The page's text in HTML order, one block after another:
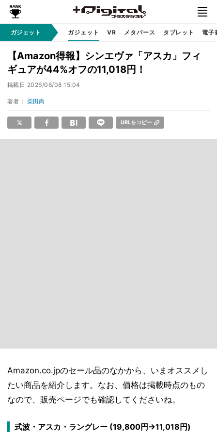
ガジェット ガジェット VR メタバース タブレット 電子
【Amazon得報】シンエヴァ「アスカ」フィ
ギュアが44%オフの11,018円！
掲載日 2026/06/08 15:04
著者： 柴田尚
URLをコピー
Amazon.co.jpのセール品のなかから、いまオススメし
たい商品を紹介します。なお、価格は掲載時点のもの
なので、販売ページでも確認してくださいね。
式波・アスカ・ラングレー (19,800円→11,018円)